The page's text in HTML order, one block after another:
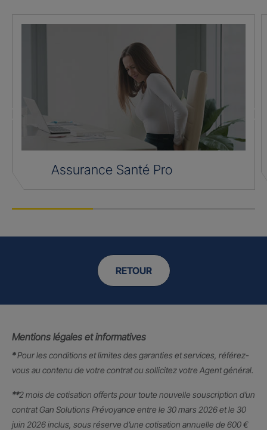
Assurance Santé Pro
RETOUR
Mentions légales et informatives
*Pour les conditions et limites des garanties et services, référez-
vous au contenu de votre contrat ou sollicitez votre Agent général.
**2 mois de cotisation offerts pour toute nouvelle souscription d’un
contrat Gan Solutions Prévoyance entre le 30 mars 2026 et le 30
juin 2026 inclus, sous réserve d’une cotisation annuelle de 600 €